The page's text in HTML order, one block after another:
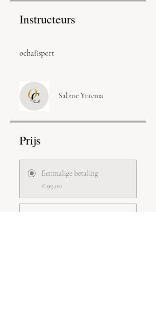
Instructeurs
ochafisport
Sabine Yntema
Prijs
Eenmalige betaling
€ 99,00